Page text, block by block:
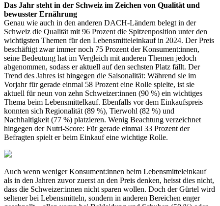
Das Jahr steht in der Schweiz im Zeichen von Qualität und
bewusster Ernährung
Genau wie auch in den anderen DACH-Ländern belegt in der
Schweiz die Qualität mit 96 Prozent die Spitzenposition unter den
wichtigsten Themen für den Lebensmitteleinkauf in 2024. Der Preis
beschäftigt zwar immer noch 75 Prozent der Konsument:innen,
seine Bedeutung hat im Vergleich mit anderen Themen jedoch
abgenommen, sodass er aktuell auf den sechsten Platz fällt. Der
Trend des Jahres ist hingegen die Saisonalität: Während sie im
Vorjahr für gerade einmal 58 Prozent eine Rolle spielte, ist sie
aktuell für neun von zehn Schweizer:innen (90 %) ein wichtiges
Thema beim Lebensmittelkauf. Ebenfalls vor dem Einkaufspreis
konnten sich Regionalität (89 %), Tierwohl (82 %) und
Nachhaltigkeit (77 %) platzieren. Wenig Beachtung verzeichnet
hingegen der Nutri-Score: Für gerade einmal 33 Prozent der
Befragten spielt er beim Einkauf eine wichtige Rolle.
Auch wenn weniger Konsument:innen beim Lebensmitteleinkauf
als in den Jahren zuvor zuerst an den Preis denken, heisst dies nicht,
dass die Schweizer:innen nicht sparen wollen. Doch der Gürtel wird
seltener bei Lebensmitteln, sondern in anderen Bereichen enger